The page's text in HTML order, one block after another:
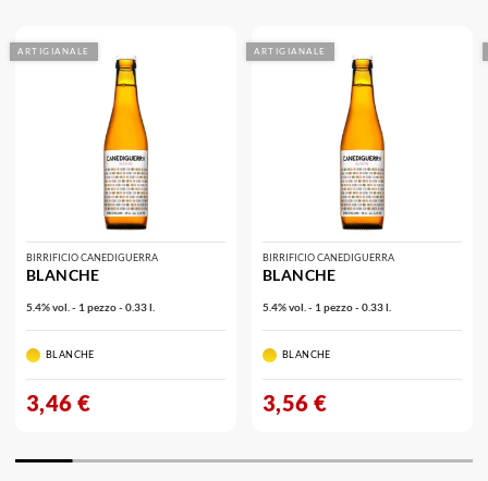
ARTIGIANALE
BIRRIFICIO CANEDIGUERRA
BLANCHE
5.4% vol. - 1 pezzo - 0.33 l.
BLANCHE
3,46 €
ARTIGIANALE
BIRRIFICIO CANEDIGUERRA
BLANCHE
5.4% vol. - 1 pezzo - 0.33 l.
BLANCHE
3,56 €